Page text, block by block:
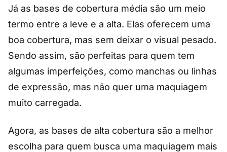
Já as bases de cobertura média são um meio
termo entre a leve e a alta. Elas oferecem uma
boa cobertura, mas sem deixar o visual pesado.
Sendo assim, são perfeitas para quem tem
algumas imperfeições, como manchas ou linhas
de expressão, mas não quer uma maquiagem
muito carregada.
Agora, as bases de alta cobertura são a melhor
escolha para quem busca uma maquiagem mais